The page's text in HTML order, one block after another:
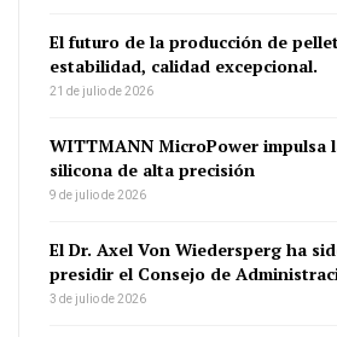
El futuro de la producción de
estabilidad, calidad excepcional.
21 de julio de 2026
WITTMANN MicroPower impulsa
silicona de alta precisión
9 de julio de 2026
El Dr. Axel Von Wiedersperg ha
presidir el Consejo de
3 de julio de 2026